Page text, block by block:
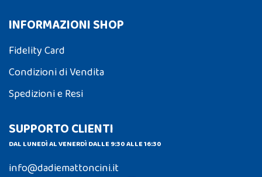
INFORMAZIONI SHOP
Fidelity Card
Condizioni di Vendita
Spedizioni e Resi
SUPPORTO CLIENTI
DAL LUNEDÌ AL VENERDÌ DALLE 9:30 ALLE 16:30
info@dadiemattoncini.it